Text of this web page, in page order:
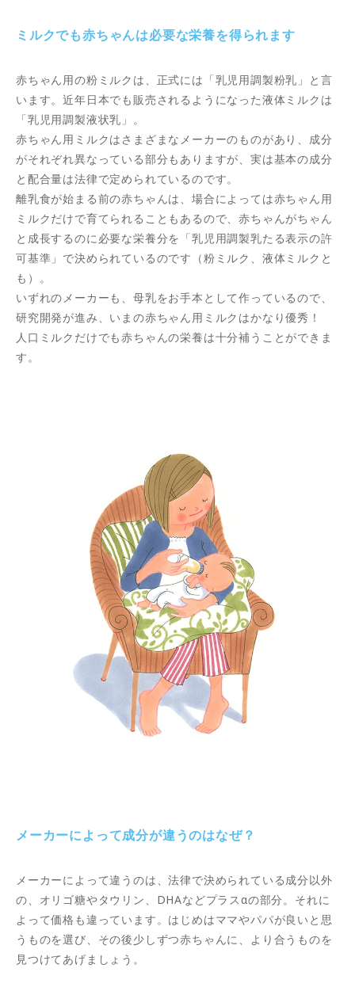
ミルクでも赤ちゃんは必要な栄養を得られます
赤ちゃん用の粉ミルクは、正式には「乳児用調製粉乳」と言
います。近年日本でも販売されるようになった液体ミルクは
「乳児用調製液状乳」。
赤ちゃん用ミルクはさまざまなメーカーのものがあり、成分
がそれぞれ異なっている部分もありますが、実は基本の成分
と配合量は法律で定められているのです。
離乳食が始まる前の赤ちゃんは、場合によっては赤ちゃん用
ミルクだけで育てられることもあるので、赤ちゃんがちゃん
と成長するのに必要な栄養分を「乳児用調製乳たる表示の許
可基準」で決められているのです（粉ミルク、液体ミルクと
も）。
いずれのメーカーも、母乳をお手本として作っているので、
研究開発が進み、いまの赤ちゃん用ミルクはかなり優秀！
人口ミルクだけでも赤ちゃんの栄養は十分補うことができま
す。
メーカーによって成分が違うのはなぜ？
メーカーによって違うのは、法律で決められている成分以外
の、オリゴ糖やタウリン、DHAなどプラスαの部分。それに
よって価格も違っています。はじめはママやパパが良いと思
うものを選び、その後少しずつ赤ちゃんに、より合うものを
見つけてあげましょう。